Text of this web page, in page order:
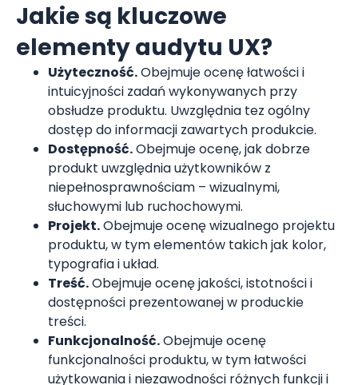
Jakie są kluczowe
elementy audytu UX?
Użyteczność.Obejmuje ocenę łatwości i
intuicyjności zadań wykonywanych przy
obsłudze produktu. Uwzględnia tez ogólny
dostęp do informacji zawartych produkcie.
Dostępność.Obejmuje ocenę, jak dobrze
produkt uwzględnia użytkowników z
niepełnosprawnościam – wizualnymi,
słuchowymi lub ruchochowymi.
Projekt.Obejmuje ocenę wizualnego projektu
produktu, w tym elementów takich jak kolor,
typografia i układ.
Treść.Obejmuje ocenę jakości, istotności i
dostępności prezentowanej w produckie
treści.
Funkcjonalność.Obejmuje ocenę
funkcjonalności produktu, w tym łatwości
użytkowania i niezawodności różnych funkcji i